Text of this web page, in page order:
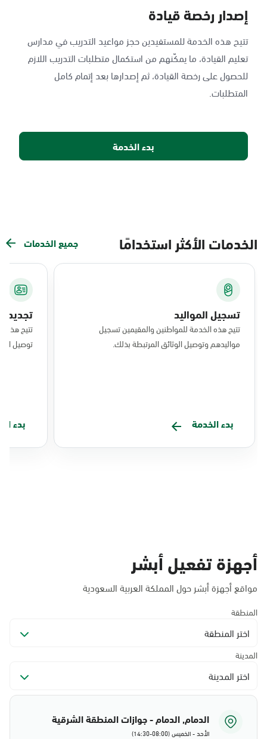
إصدار رخصة قيادة
تتيح هذه الخدمة للمستفيدين حجز مواعيد التدريب في مدارس
تعليم القيادة، ما يمكّنهم من استكمال متطلبات التدريب اللازم
للحصول على رخصة القيادة، ثم إصدارها بعد إتمام كامل
المتطلبات.
بدء الخدمة
الخدمات الأكثر استخدامًا جميع الخدمات
تسجيل المواليد
تتيح هذه الخدمة للمواطنين والمقيمين تسجيل
مواليدهم وتوصيل الوثائق المرتبطة بذلك.
بدء الخدمة
تجديد
تتيح هذه
توصيل
بدء
أجهزة تفعيل أبشر
مواقع أجهزة أبشر حول المملكة العربية السعودية
المنطقة
اختر المنطقة
المدينة
اختر المدينة
الدمام, الدمام - جوازات المنطقة الشرقية
الأحد - الخميس (08:00-14:30)